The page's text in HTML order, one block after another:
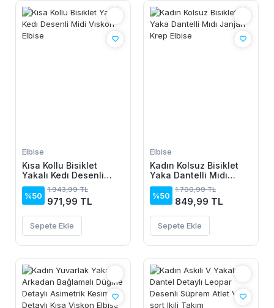
Elbise
Kısa Kollu Bisiklet
Yakalı Kedı Desenli
Midi Vıskon Elbise
%50
1.943,99 TL
971,99 TL
Sepete Ekle
Elbise
Kadın Kolsuz Bisiklet
Yaka Dantelli Mıdı
Janjan Krep Elbise
%50
1.700,99 TL
849,99 TL
Sepete Ekle